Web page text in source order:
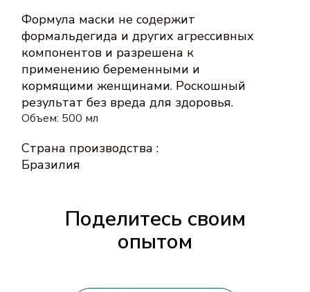
Формула маски не содержит
формальдегида и других агрессивных
компонентов и разрешена к
применению беременными и
кормящими женщинами. Роскошный
результат без вреда для здоровья.
Объем: 500 мл
Страна производства :
Бразилия
Поделитесь своим
опытом